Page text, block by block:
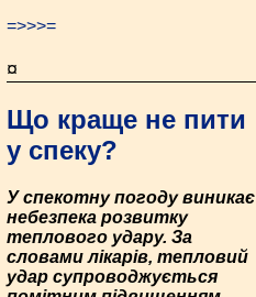
=>>>=
¤
Що краще не пити
у спеку?
У спекотну погоду виникає
небезпека розвитку
теплового удару. За
словами лікарів, тепловий
удар супроводжується